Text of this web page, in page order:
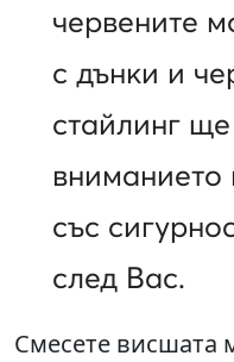
червените
с дънки и
стайлинг
вниманието
със
след Вас.
Смесете висшата